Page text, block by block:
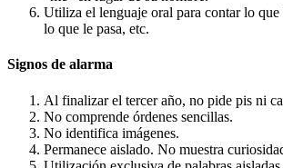
Utiliza el lenguaje oral para contar lo que
lo que le pasa, etc.
Signos de alarma
Al finalizar el tercer año, no pide pis ni
No comprende órdenes sencillas.
No identifica imágenes.
Permanece aislado. No muestra